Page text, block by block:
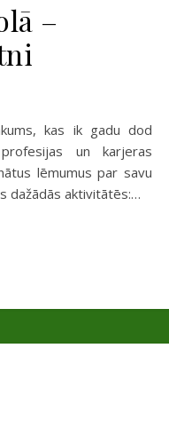
–
kas ik gadu dod
un karjeras
lēmumus par savu
dažādās aktivitātēs:…